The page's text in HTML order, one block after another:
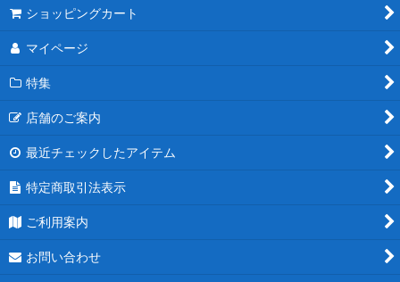
ショッピングカート
マイページ
特集
店舗のご案内
最近チェックしたアイテム
特定商取引法表示
ご利用案内
お問い合わせ